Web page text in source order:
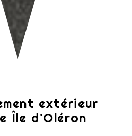
extérieur
Île d'Oléron